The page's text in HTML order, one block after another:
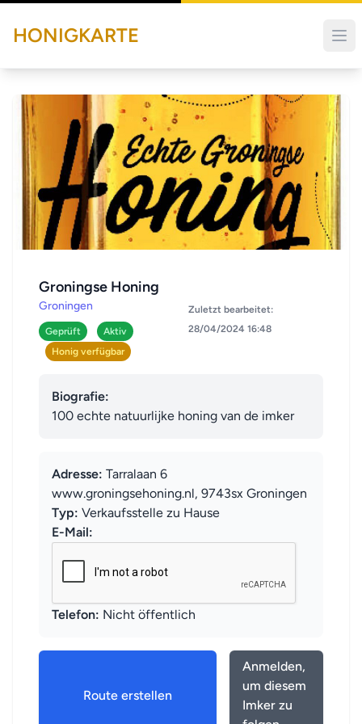
HONIGKARTE
Groningse Honing
Groningen
Geprüft
Aktiv
Honig verfügbar
Zuletzt bearbeitet:
28/04/2024 16:48
Biografie:
100 echte natuurlijke honing van de imker
Adresse: Tarralaan 6
www.groningsehoning.nl, 9743sx Groningen
Typ: Verkaufsstelle zu Hause
E-Mail:
Telefon: Nicht öffentlich
Route erstellen
Anmelden,
um diesem
Imker zu